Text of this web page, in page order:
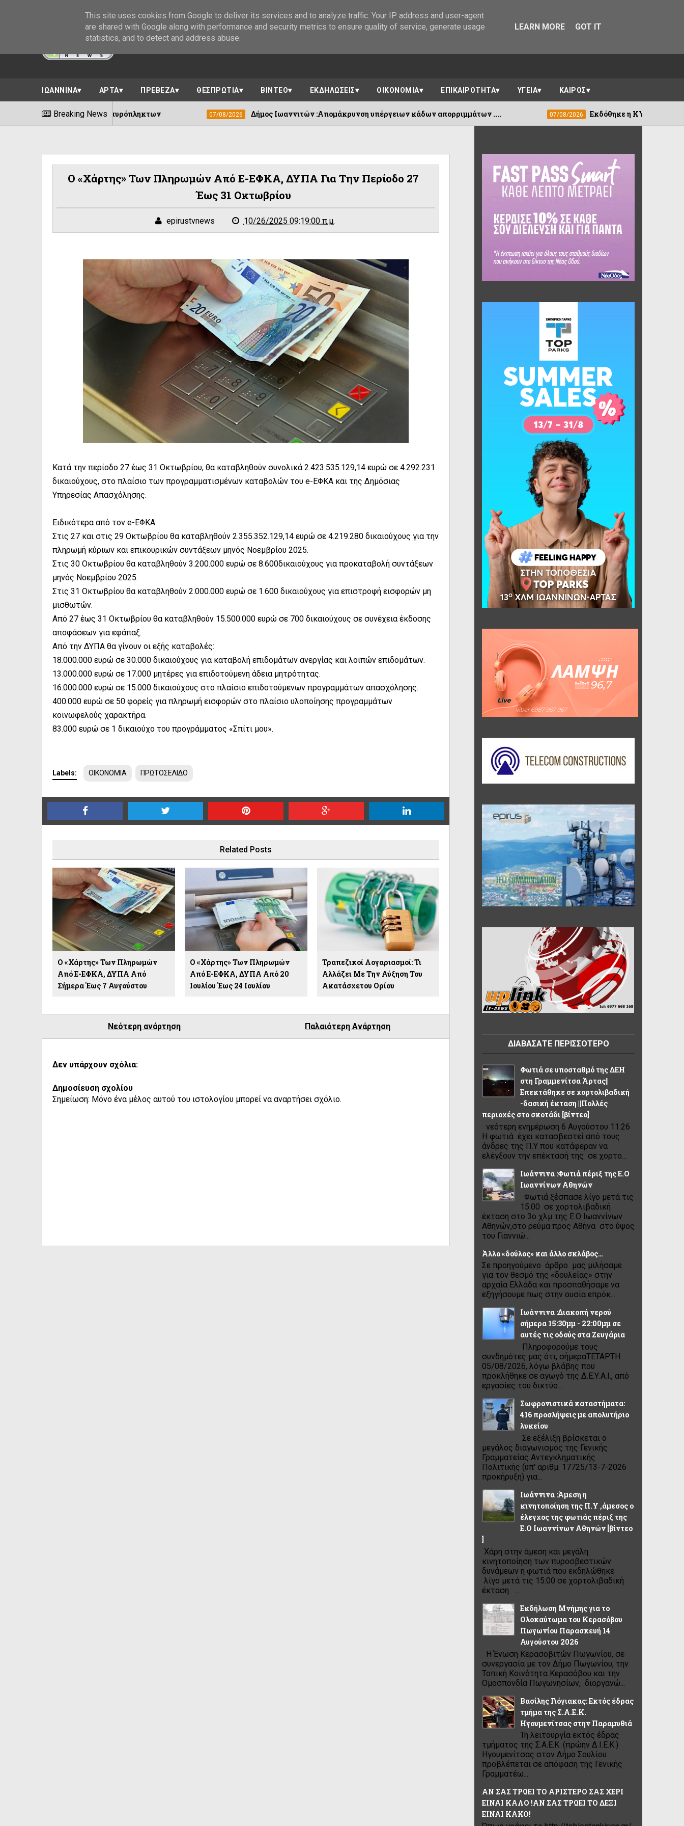
ΙΩΑΝΝΙΝΑ ΑΡΤΑ ΠΡΕΒΕΖΑ ΘΕΣΠΡΩΤΙΑ ΒΙΝΤΕΟ ΕΚΔΗΛΩΣΕΙΣ ΟΙΚΟΝΟΜΙΑ ΕΠΙΚΑΙΡΟΤΗΤΑ ΥΓΕΙΑ ΚΑΙΡΟΣ
Breaking News
στήριξη των πυρόπληκτων 07/08/2026 Δήμος Ιωαννιτών :Απομάκρυνση υπέργειων κάδων απορριμμάτων .... 07/08/2026 Εκδόθηκε η ΚΥΑ για τη στεγαστική
Ο «χάρτης» Των Πληρωμών Από E-ΕΦΚΑ, ΔΥΠΑ Για Την Περίοδο 27
Έως 31 Οκτωβρίου
epirustvnews 10/26/2025 09:19:00 π.μ.
Κατά την περίοδο 27 έως 31 Οκτωβρίου, θα καταβληθούν συνολικά 2.423.535.129,14 ευρώ σε 4.292.231
δικαιούχους, στο πλαίσιο των προγραμματισμένων καταβολών του e-ΕΦΚΑ και της Δημόσιας
Υπηρεσίας Απασχόλησης.
Ειδικότερα από τον e-ΕΦΚΑ:
Στις 27 και στις 29 Οκτωβρίου θα καταβληθούν 2.355.352.129,14 ευρώ σε 4.219.280 δικαιούχους για την
πληρωμή κύριων και επικουρικών συντάξεων μηνός Νοεμβρίου 2025.
Στις 30 Οκτωβρίου θα καταβληθούν 3.200.000 ευρώ σε 8.600δικαιούχους για προκαταβολή συντάξεων
μηνός Νοεμβρίου 2025.
Στις 31 Οκτωβρίου θα καταβληθούν 2.000.000 ευρώ σε 1.600 δικαιούχους για επιστροφή εισφορών μη
μισθωτών.
Από 27 έως 31 Οκτωβρίου θα καταβληθούν 15.500.000 ευρώ σε 700 δικαιούχους σε συνέχεια έκδοσης
αποφάσεων για εφάπαξ.
Από την ΔΥΠΑ θα γίνουν οι εξής καταβολές:
18.000.000 ευρώ σε 30.000 δικαιούχους για καταβολή επιδομάτων ανεργίας και λοιπών επιδομάτων.
13.000.000 ευρώ σε 17.000 μητέρες για επιδοτούμενη άδεια μητρότητας.
16.000.000 ευρώ σε 15.000 δικαιούχους στο πλαίσιο επιδοτούμενων προγραμμάτων απασχόλησης.
400.000 ευρώ σε 50 φορείς για πληρωμή εισφορών στο πλαίσιο υλοποίησης προγραμμάτων
κοινωφελούς χαρακτήρα.
83.000 ευρώ σε 1 δικαιούχο του προγράμματος «Σπίτι μου».
Labels: ΟΙΚΟΝΟΜΙΑ ΠΡΩΤΟΣΕΛΙΔΟ
Related Posts
Ο «χάρτης» Των Πληρωμών
Από E-ΕΦΚΑ, ΔΥΠΑ Από
Σήμερα Έως 7 Αυγούστου
Ο «χάρτης» Των Πληρωμών
Από E-ΕΦΚΑ, ΔΥΠΑ Από 20
Ιουλίου Έως 24 Ιουλίου
Τραπεζικοί Λογαριασμοί: Τι
Αλλάζει Με Την Αύξηση Του
Ακατάσχετου Ορίου
Νεότερη ανάρτηση Παλαιότερη Ανάρτηση
Δεν υπάρχουν σχόλια:
Δημοσίευση σχολίου
Σημείωση: Μόνο ένα μέλος αυτού του ιστολογίου μπορεί να αναρτήσει σχόλιο.
ΔΙΑΒΑΣΑΤΕ ΠΕΡΙΣΣΟΤΕΡΟ
Φωτιά σε υποσταθμό της ΔΕΗ
στη Γραμμενίτσα Άρτας||
Επεκτάθηκε σε χορτολιβαδική
-δασική έκταση ||Πολλές
περιοχές στο σκοτάδι [βίντεο]
νεότερη ενημέρωση 6 Αυγούστου 11:26
Η φωτιά έχει κατασβεστεί από τους
άνδρες της Π.Υ που κατάφεραν να
ελέγξουν την επέκτασή της σε χορτο...
Ιωάννινα :Φωτιά πέριξ της Ε.Ο
Ιωαννίνων Αθηνών
Φωτιά ξέσπασε λίγο μετά τις
15:00 σε χορτολιβαδική
έκταση στο 3ο χλμ της Ε.Ο Ιωαννίνων
Αθηνών,στο ρεύμα προς Αθήνα στο ύψος
του Γιαννιώ...
Άλλο «δούλος» και άλλο σκλάβος…
Σε προηγούμενο άρθρο μας μιλήσαμε
για τον θεσμό της «δουλείας» στην
αρχαία Ελλάδα και προσπαθήσαμε να
εξηγήσουμε πως στην ουσία επρόκ...
Ιωάννινα :Διακοπή νερού
σήμερα 15:30μμ - 22:00μμ σε
αυτές τις οδούς στα Ζευγάρια
Πληροφορούμε τους
συνδημότες μας ότι, σήμεραΤΕΤΑΡΤΗ
05/08/2026, λόγω βλάβης που
προκλήθηκε σε αγωγό της Δ.Ε.Υ.Α.Ι., από
εργασίες του δικτύο...
Σωφρονιστικά καταστήματα:
416 προσλήψεις με απολυτήριο
λυκείου
Σε εξέλιξη βρίσκεται ο
μεγάλος διαγωνισμός της Γενικής
Γραμματείας Αντεγκληματικής
Πολιτικής (υπ' αριθμ. 17725/13-7-2026
προκήρυξη) για...
Ιωάννινα :Άμεση η
κινητοποίηση της Π.Υ ,άμεσος ο
έλεγχος της φωτιάς πέριξ της
Ε.Ο Ιωαννίνων Αθηνών [βίντεο
]
Χάρη στην άμεση και μεγάλη
κινητοποίηση των πυροσβεστικών
δυνάμεων η φωτιά που εκδηλώθηκε
λίγο μετά τις 15:00 σε χορτολιβαδική
έκταση ...
Εκδήλωση Μνήμης για το
Ολοκαύτωμα του Κερασόβου
Πωγωνίου Παρασκευή 14
Αυγούστου 2026
Η Ένωση Κερασοβιτών Πωγωνίου, σε
συνεργασία με τον Δήμο Πωγωνίου, την
Τοπική Κοινότητα Κερασόβου και την
Ομοσπονδία Πωγωνησίων, διοργανώ...
Βασίλης Γιόγιακας: Εκτός έδρας
τμήμα της Σ.Α.Ε.Κ.
Ηγουμενίτσας στην Παραμυθιά
Τη λειτουργία εκτός έδρας
τμήματος της Σ.Α.Ε.Κ. (πρώην Δ.Ι.Ε.Κ.)
Ηγουμενίτσας στον Δήμο Σουλίου
προβλέπεται σε απόφαση της Γενικής
Γραμματέω...
ΑΝ ΣΑΣ ΤΡΩΕΙ ΤΟ ΑΡΙΣΤΕΡΟ ΣΑΣ ΧΕΡΙ
ΕΙΝΑΙ ΚΑΛΟ !ΑΝ ΣΑΣ ΤΡΩΕΙ ΤΟ ΔΕΞΙ
ΕΙΝΑΙ ΚΑΚΟ!
This site uses cookies from Google to deliver its services and to analyze traffic. Your IP address and user-agent
are shared with Google along with performance and security metrics to ensure quality of service, generate usage
statistics, and to detect and address abuse.
LEARN MORE GOT IT